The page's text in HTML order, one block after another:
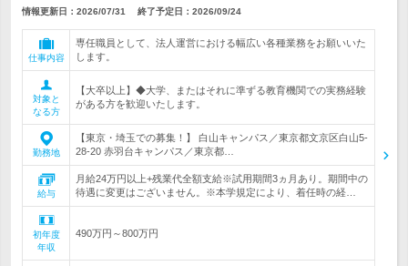
情報更新日：2026/07/31 終了予定日： 2026/09/24
仕事内容
専任職員として、法人運営における幅広い各種業務をお願いいた
します。
対象と
なる方
【大卒以上】◆大学、またはそれに準ずる教育機関での実務経験
がある方を歓迎いたします。
勤務地
【東京・埼玉での募集！】 白山キャンパス／東京都文京区白山5‐
28‐20 赤羽台キャンパス／東京都…
給与
月給24万円以上+残業代全額支給※試用期間3ヵ月あり。期間中の
待遇に変更はございません。※本学規定により、着任時の経…
初年度
年収
490万円～800万円